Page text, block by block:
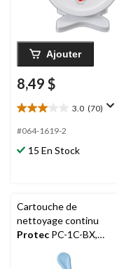
Ajouter
8,49 $
3.0 (70)
3.0
étoile(s)
5.
#064-1619-2
15 En Stock
Cartouche de
nettoyage continu
Protec PC-1C-BX,